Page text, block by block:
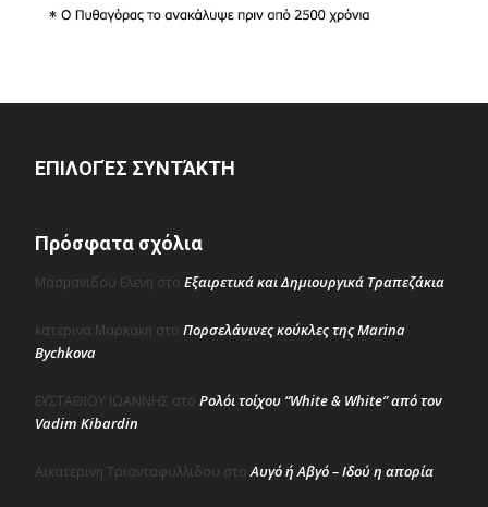
ΕΠΙΛΟΓΈΣ ΣΥΝΤΆΚΤΗ
Πρόσφατα σχόλια
Μασμανιδου Ελενη στο Εξαιρετικά και Δημιουργικά Τραπεζάκια
κατερινα Μαρκακη στο Πορσελάνινες κούκλες της Marina
Bychkova
ΕΥΣΤΑΘΙΟΥ ΙΩΑΝΝΗΣ στο Ρολόι τοίχου “White & White” από τον
Vadim Kibardin
Αικατερινη Τριανταφυλλιδου στοΑυγό ή Αβγό – Ιδού η απορία